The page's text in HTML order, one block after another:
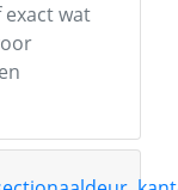
wat